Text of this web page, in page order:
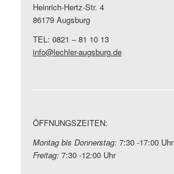
Heinrich-Hertz-Str. 4
86179 Augsburg
TEL: 0821 – 81 10 13
info@lechler-augsburg.de
ÖFFNUNGSZEITEN:
Montag bis Donnerstag:7:30 -17:00 Uhr
Freitag:7:30 -12:00 Uhr